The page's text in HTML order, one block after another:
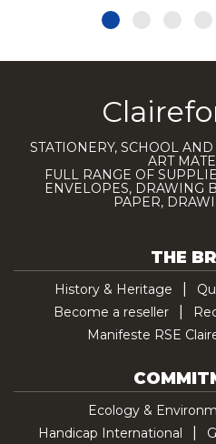
STATIONERY, SCHOOL
ART
FULL RANGE OF
ENVELOPES, DRAWING
PAPER,
THE
History & Heritage
Become a reseller
Manifeste RSE
Ecology &
Handicap International